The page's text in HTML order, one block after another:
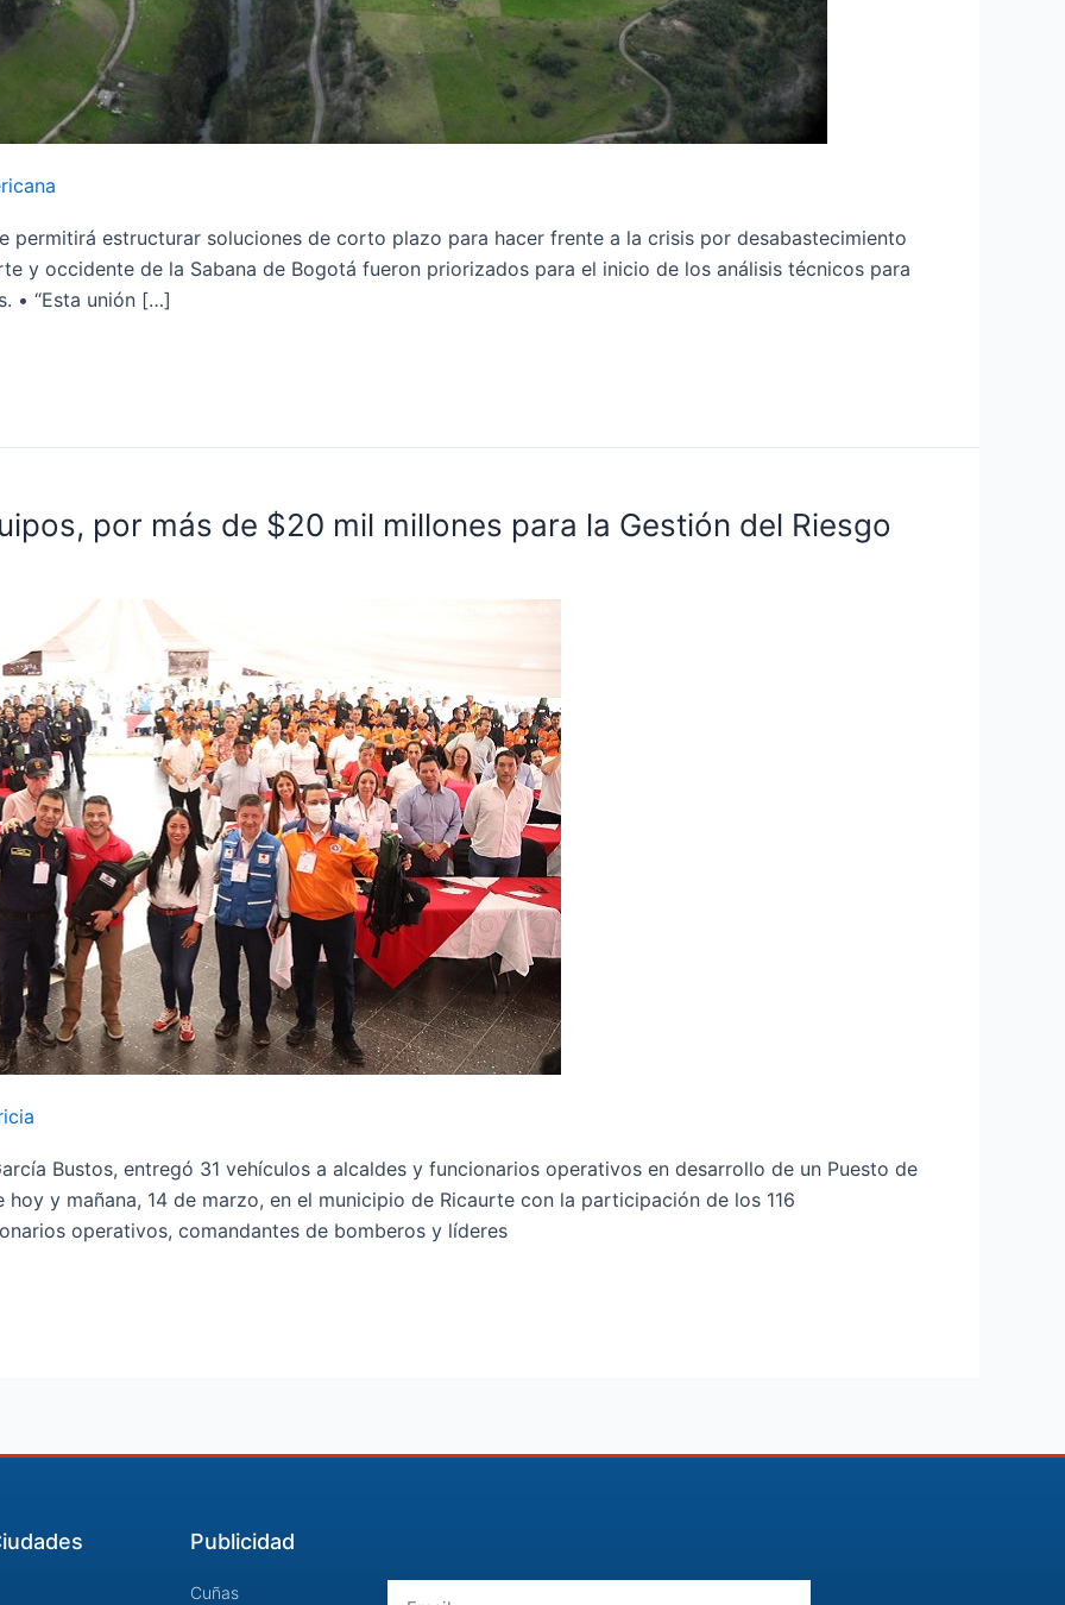
permitirá estructurar soluciones de corto plazo para hacer frente a la crisis por desabastecimiento
y occidente de la Sabana de Bogotá fueron priorizados para el inicio de los análisis técnicos para
• “Esta unión […]
por más de $20 mil millones para la Gestión del Riesgo
Bustos, entregó 31 vehículos a alcaldes y funcionarios operativos en desarrollo de un Puesto de
y mañana, 14 de marzo, en el municipio de Ricaurte con la participación de los 116
operativos, comandantes de bomberos y líderes
Publicidad
Cuñas